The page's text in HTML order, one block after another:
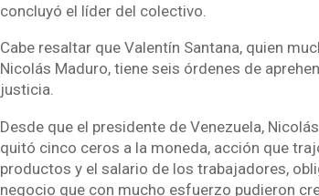
concluyó el líder del colectivo.
Cabe resaltar que Valentín Santana, quien
Nicolás Maduro, tiene seis órdenes de
justicia.
Desde que el presidente de Venezuela,
quitó cinco ceros a la moneda, acción que
productos y el salario de los trabajadores,
negocio que con mucho esfuerzo pudieron